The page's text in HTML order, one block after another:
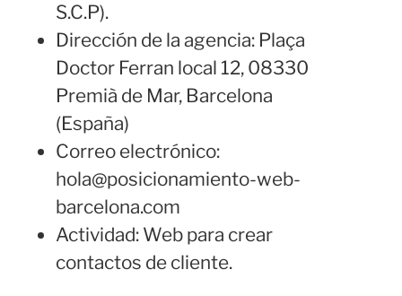
S.C.P).
Dirección de la agencia: Plaça
Doctor Ferran local 12, 08330
Premià de Mar, Barcelona
(España)
Correo electrónico:
hola@posicionamiento-web-
barcelona.com
Actividad: Web para crear
contactos de cliente.